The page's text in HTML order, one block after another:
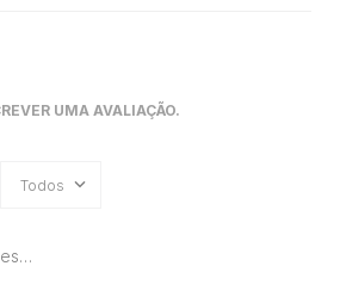
UMA AVALIAÇÃO.
Todos